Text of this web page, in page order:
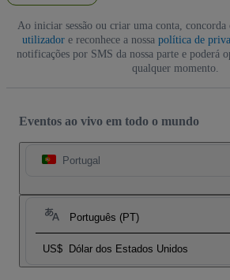
Ao iniciar sessão ou criar uma conta, concorda
utilizador e reconhece a nossa política de
notificações por SMS da nossa parte e poderá
qualquer momento.
Eventos ao vivo em todo o mundo
Portugal
Português (PT)
US$ Dólar dos Estados Unidos